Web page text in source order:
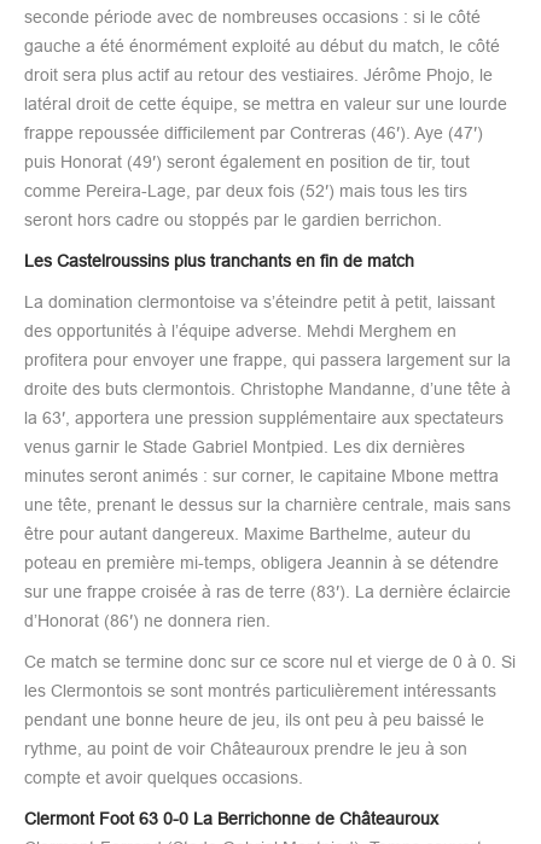
seconde période avec de nombreuses occasions : si le côté
gauche a été énormément exploité au début du match, le côté
droit sera plus actif au retour des vestiaires. Jérôme Phojo, le
latéral droit de cette équipe, se mettra en valeur sur une lourde
frappe repoussée difficilement par Contreras (46′). Aye (47′)
puis Honorat (49′) seront également en position de tir, tout
comme Pereira-Lage, par deux fois (52′) mais tous les tirs
seront hors cadre ou stoppés par le gardien berrichon.
Les Castelroussins plus tranchants en fin de match
La domination clermontoise va s’éteindre petit à petit, laissant
des opportunités à l’équipe adverse. Mehdi Merghem en
profitera pour envoyer une frappe, qui passera largement sur la
droite des buts clermontois. Christophe Mandanne, d’une tête à
la 63′, apportera une pression supplémentaire aux spectateurs
venus garnir le Stade Gabriel Montpied. Les dix dernières
minutes seront animés : sur corner, le capitaine Mbone mettra
une tête, prenant le dessus sur la charnière centrale, mais sans
être pour autant dangereux. Maxime Barthelme, auteur du
poteau en première mi-temps, obligera Jeannin à se détendre
sur une frappe croisée à ras de terre (83′). La dernière éclaircie
d’Honorat (86′) ne donnera rien.
Ce match se termine donc sur ce score nul et vierge de 0 à 0. Si
les Clermontois se sont montrés particulièrement intéressants
pendant une bonne heure de jeu, ils ont peu à peu baissé le
rythme, au point de voir Châteauroux prendre le jeu à son
compte et avoir quelques occasions.
Clermont Foot 63 0-0 La Berrichonne de Châteauroux